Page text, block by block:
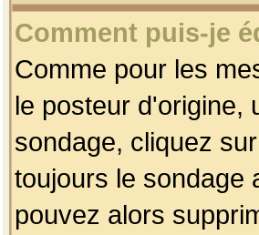
Comment puis-je
Comme pour les
le posteur d'origine,
sondage, cliquez
toujours le sondage
pouvez alors